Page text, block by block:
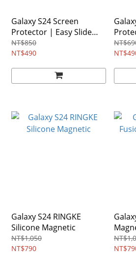
Galaxy S24 Screen
Protector | Easy Slide
Privacy Tempered Glass
NT$850
NT$490
Galaxy S24 RINGKE
Silicone Magnetic
NT$1,050
NT$790